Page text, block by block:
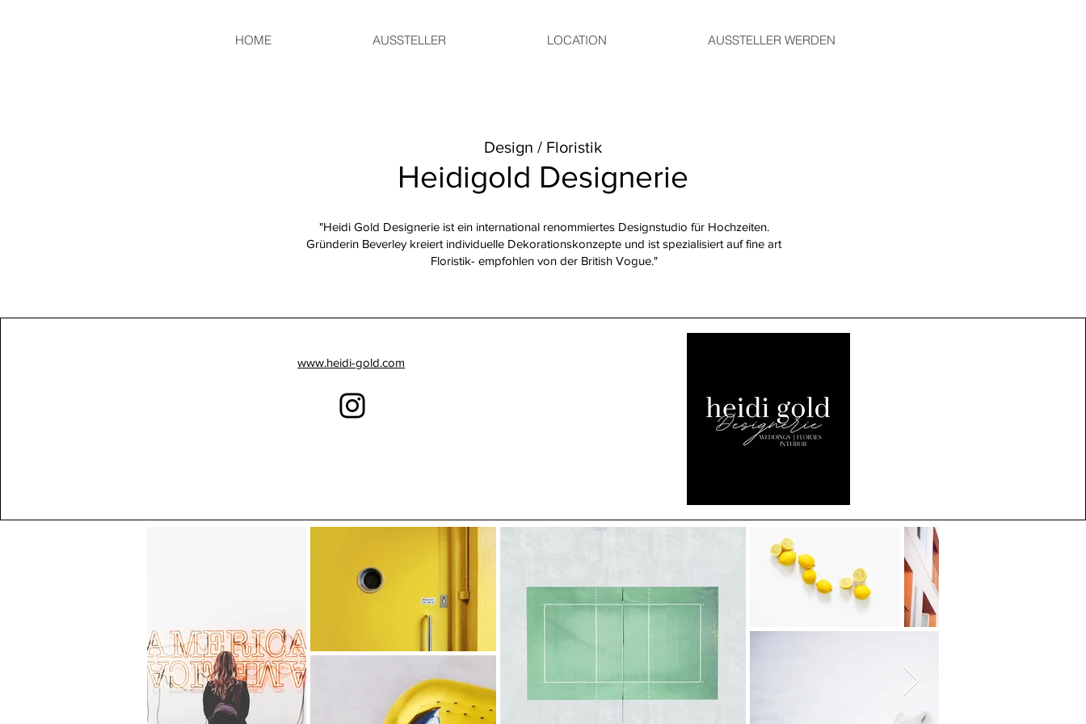
HOME AUSSTELLER LOCATION AUSSTELLER WERDEN
Design / Floristik
Heidigold Designerie
"Heidi Gold Designerie ist ein international renommiertes Designstudio für Hochzeiten.
Gründerin Beverley kreiert individuelle Dekorationskonzepte und ist spezialisiert auf fine art
Floristik- empfohlen von der British Vogue."
www.heidi-gold.com